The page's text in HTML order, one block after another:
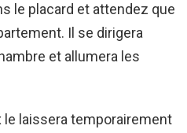
le placard et attendez que
Il se dirigera
et allumera les
le laissera temporairement